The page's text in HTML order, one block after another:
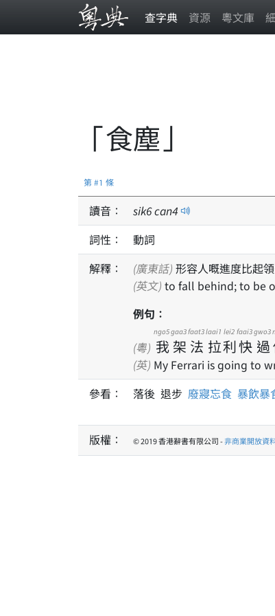
查字典 資源 粵文庫
「食塵」
第 #1 條
讀音： sik6can4
詞性：
動詞
解釋：
(廣東話) 形容人嘅進度比起
(英文) to fall behind; to be
例句：
(粵) 我
ngo5
架
gaa3
法
faat3
拉
laai1
利
lei2
快
faai3
過
gwo3
(英) My Ferrari is going to
參看：
落後 退步 廢寢忘食 暴飲暴
版權： © 2019 香港辭書有限公司 -非商業開放資